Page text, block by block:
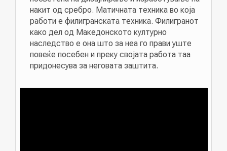
накит од сребро. Матичната техника во која
работи е филигранската техника. Филигранот
како дел од Македонското културно
наследство е она што за неа го прави уште
повеќе посебен и преку својата работа таа
придонесува за неговата заштита.